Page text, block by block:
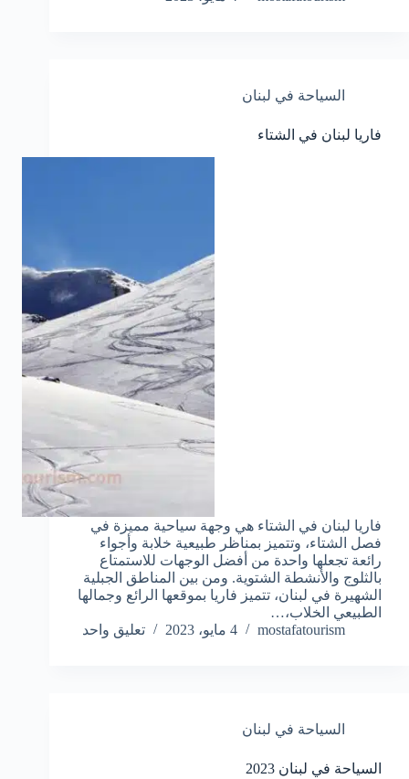
السياحة في لبنان
فاريا لبنان في الشتاء
فاريا لبنان في الشتاء هي وجهة سياحية مميزة في
فصل الشتاء، وتتميز بمناظر طبيعية خلابة وأجواء
رائعة تجعلها واحدة من أفضل الوجهات للاستمتاع
بالثلوج والأنشطة الشتوية. ومن بين المناطق الجبلية
الشهيرة في لبنان، تتميز فاريا بموقعها الرائع وجمالها
الطبيعي الخلاب،…
mostafatourism
4 مايو، 2023 تعليق واحد
السياحة في لبنان
السياحة في لبنان 2023